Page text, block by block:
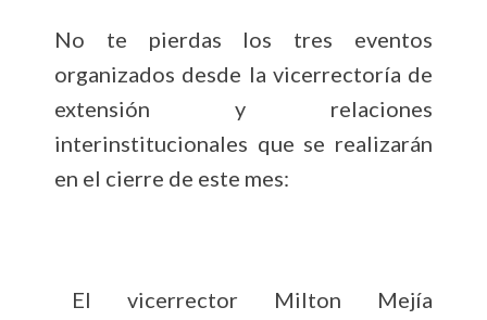
No te pierdas los tres eventos
organizados desde la vicerrectoría de
extensión y relaciones
interinstitucionales que se realizarán
en el cierre de este mes:
El vicerrector Milton Mejía